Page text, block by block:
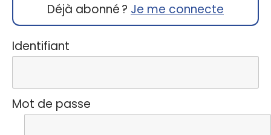
Déjà abonné ? Je me connecte
Identifiant
Mot de passe